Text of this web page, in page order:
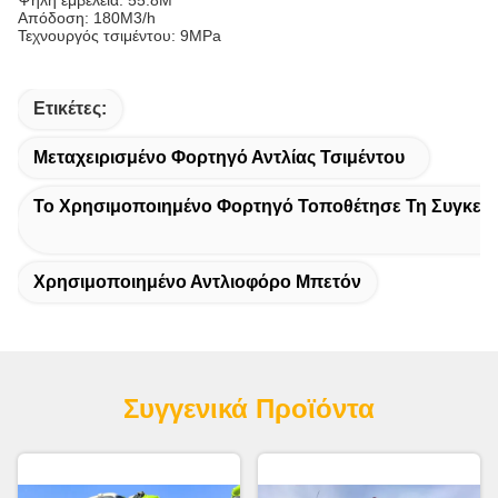
Απόδοση: 180M3/h
Τεχνουργός τσιμέντου: 9MPa
Ετικέτες:
Μεταχειρισμένο Φορτηγό Αντλίας Τσιμέντου
Το Χρησιμοποιημένο Φορτηγό Τοποθέτησε Τη
Χρησιμοποιημένο Αντλιοφόρο Μπετόν
Συγγενικά Προϊόντα